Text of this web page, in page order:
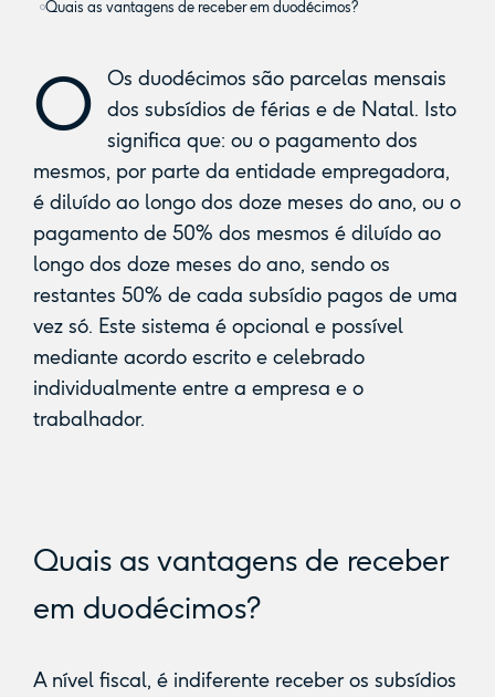
Quais as vantagens de receber em duodécimos?
O
Os duodécimos são parcelas mensais
dos subsídios de férias e de Natal. Isto
significa que: ou o pagamento dos
mesmos, por parte da entidade empregadora,
é diluído ao longo dos doze meses do ano, ou o
pagamento de 50% dos mesmos é diluído ao
longo dos doze meses do ano, sendo os
restantes 50% de cada subsídio pagos de uma
vez só. Este sistema é opcional e possível
mediante acordo escrito e celebrado
individualmente entre a empresa e o
trabalhador.
Quais as vantagens de receber
em duodécimos?
A nível fiscal, é indiferente receber os subsídios